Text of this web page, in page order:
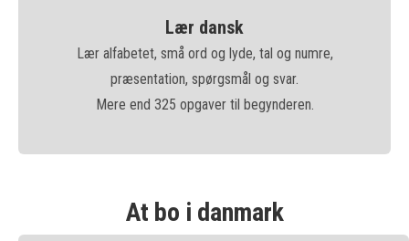
Lær dansk
Lær alfabetet, små ord og lyde, tal og numre,
præsentation, spørgsmål og svar.
Mere end 325 opgaver til begynderen.
At bo i danmark